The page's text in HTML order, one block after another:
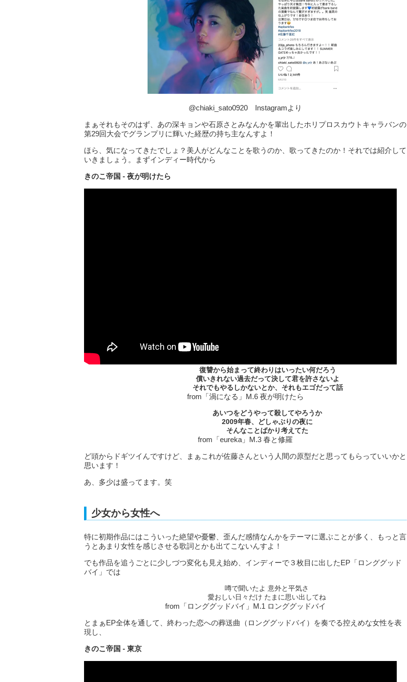
@chiaki_sato0920 Instagramより
まぁそれもそのはず、あの深キョンや石原さとみなんかを輩出したホリプロスカウトキャラバンの
第29回大会でグランプリに輝いた経歴の持ち主なんすよ！
ほら、気になってきたでしょ？美人がどんなことを歌うのか、歌ってきたのか！それでは紹介して
いきましょう。まずインディー時代から
きのこ帝国 - 夜が明けたら
復讐から始まって終わりはいったい何だろう
償いきれない過去だって決して君を許さないよ
それでもやるしかないとか、それもエゴだって話
from「渦になる」M.6 夜が明けたら
あいつをどうやって殺してやろうか
2009年春、どしゃぶりの夜に
そんなことばかり考えてた
from「eureka」M.3 春と修羅
ど頭からドギツイんですけど、まぁこれが佐藤さんという人間の原型だと思ってもらっていいかと
思います！
あ、多少は盛ってます。笑
少女から女性へ
特に初期作品にはこういった絶望や憂鬱、歪んだ感情なんかをテーマに選ぶことが多く、もっと言
うとあまり女性を感じさせる歌詞とかも出てこないんすよ！
でも作品を追うごとに少しづつ変化も見え始め、インディーで３枚目に出したEP「ロンググッド
バイ」では
噂で聞いたよ 意外と平気さ
愛おしい日々だけ たまに思い出してね
from「ロンググッドバイ」M.1 ロンググッドバイ
とまぁEP全体を通して、終わった恋への葬送曲（ロンググッドバイ）を奏でる控えめな女性を表
現し、
きのこ帝国 - 東京